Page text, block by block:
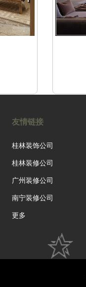
友情链接
桂林装饰公司
桂林装修公司
广州装修公司
南宁装修公司
更多